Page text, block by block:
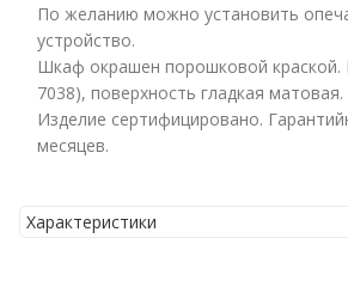
По желанию можно установить
устройство.
Шкаф окрашен порошковой краской.
7038), поверхность гладкая матовая.
Изделие сертифицировано.
месяцев.
Характеристики